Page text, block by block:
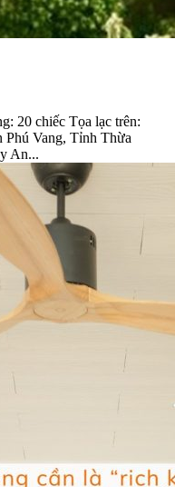
20 chiếc Tọa lạc trên:
Vang, Tỉnh Thừa
An...